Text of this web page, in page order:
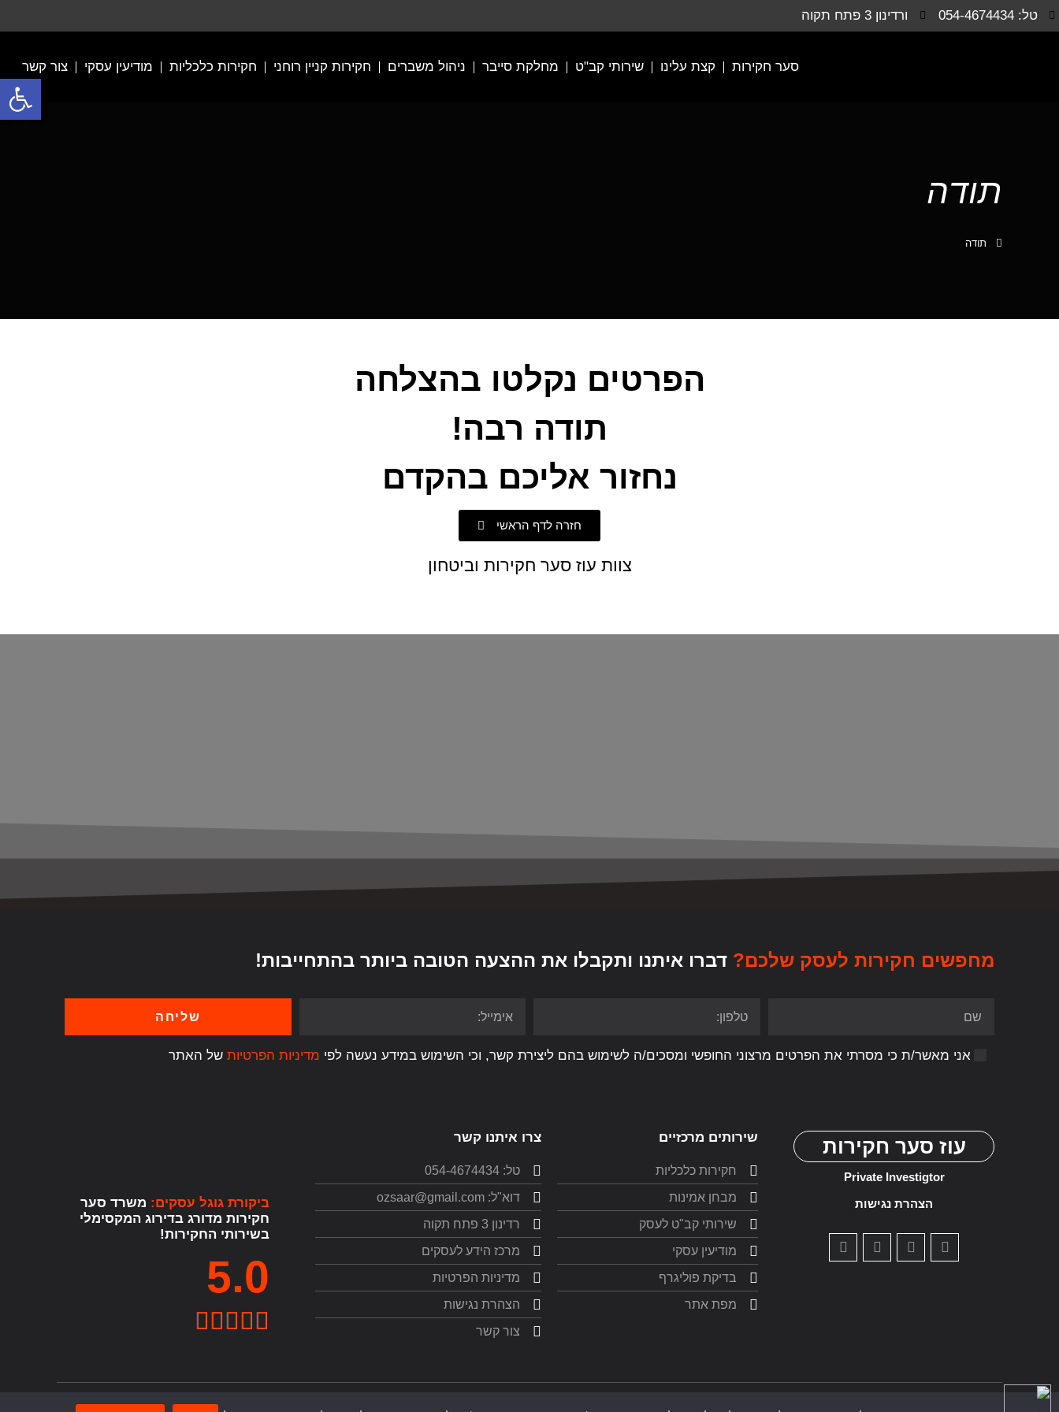
טל: 054-4674434 ורדינון 3 פתח תקוה
סער חקירות קצת עלינו שירותי קב"ט מחלקת סייבר ניהול משברים חקירות קניין רוחני חקירות כלכליות מודיעין עסקי צור קשר
תודה
תודה
הפרטים נקלטו בהצלחה
תודה רבה!
נחזור אליכם בהקדם
חזרה לדף הראשי
צוות עוז סער חקירות וביטחון
מחפשים חקירות לעסק שלכם? דברו איתנו ותקבלו את ההצעה הטובה ביותר בהתחייבות!
אני מאשר/ת כי מסרתי את הפרטים מרצוני החופשי ומסכים/ה לשימוש בהם ליצירת קשר, וכי השימוש במידע נעשה לפי מדיניות הפרטיות של האתר
שליחה
עוז סער חקירות
Private Investigtor
הצהרת נגישות
שירותים מרכזיים
חקירות כלכליות
מבחן אמינות
שירותי קב"ט לעסק
מודיעין עסקי
בדיקת פוליגרף
מפת אתר
צרו איתנו קשר
טל: 054-4674434
דוא"ל: ozsaar@gmail.com
רדינון 3 פתח תקוה
מרכז הידע לעסקים
מדיניות הפרטיות
הצהרת נגישות
צור קשר
ביקורת גוגל עסקים: משרד סער
חקירות מדורג בדירוג המקסימלי
בשירותי החקירות!
5.0





פתח סרגל נגישות